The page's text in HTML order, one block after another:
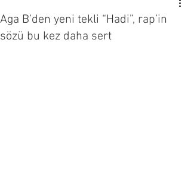
Aga B’den yeni tekli “Hadi”, rap’in
sözü bu kez daha sert